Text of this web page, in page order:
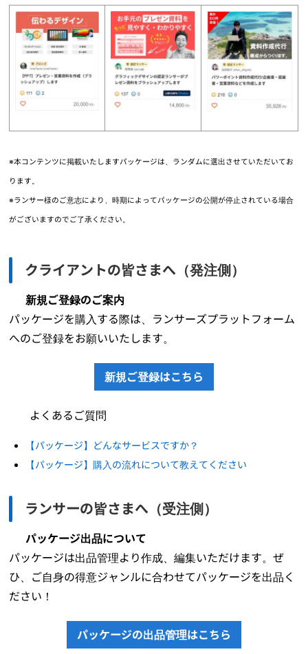
※本コンテンツに掲載いたしますパッケージは、ランダムに選出させていただいてお
ります。
※ランサー様のご意志により、時期によってパッケージの公開が停止されている場合
がございますのでご了承ください。
クライアントの皆さまへ（発注側）
新規ご登録のご案内
パッケージを購入する際は、ランサーズプラットフォーム
へのご登録をお願いいたします。
新規ご登録はこちら
よくあるご質問
【パッケージ】どんなサービスですか？
【パッケージ】購入の流れについて教えてください
ランサーの皆さまへ（受注側）
パッケージ出品について
パッケージは出品管理より作成、編集いただけます。ぜ
ひ、ご自身の得意ジャンルに合わせてパッケージを出品く
ださい！
パッケージの出品管理はこちら